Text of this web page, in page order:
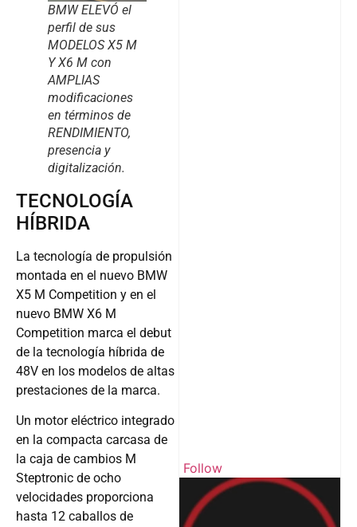
BMW ELEVÓ el
perfil de sus
MODELOS X5 M
Y X6 M con
AMPLIAS
modificaciones
en términos de
RENDIMIENTO,
presencia y
digitalización.
TECNOLOGÍA
HÍBRIDA
La tecnología de propulsión
montada en el nuevo BMW
X5 M Competition y en el
nuevo BMW X6 M
Competition marca el debut
de la tecnología híbrida de
48V en los modelos de altas
prestaciones de la marca.
Un motor eléctrico integrado
en la compacta carcasa de
la caja de cambios M
Steptronic de ocho
velocidades proporciona
hasta 12 caballos de
Follow